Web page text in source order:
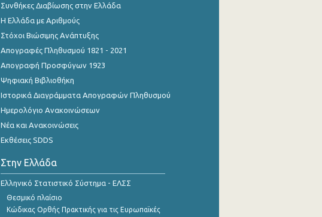
Συνθήκες Διαβίωσης στην Ελλάδα
Η Ελλάδα με Αριθμούς
Στόχοι Βιώσιμης Ανάπτυξης
Απογραφές Πληθυσμού 1821 - 2021
Απογραφή Προσφύγων 1923
Ψηφιακή Βιβλιοθήκη
Ιστορικά Διαγράμματα Απογραφών Πληθυσμού
Ημερολόγιο Ανακοινώσεων
Νέα και Ανακοινώσεις
Εκθέσεις SDDS
Στην Ελλάδα
Ελληνικό Στατιστικό Σύστημα - ΕΛΣΣ
Θεσμικό πλαίσιο
Κώδικας Ορθής Πρακτικής για τις Ευρωπαϊκές